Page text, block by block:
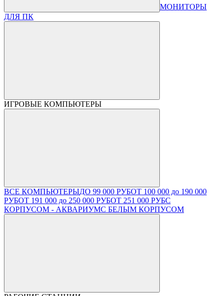
МОНИТОРЫ
ДЛЯ ПК
ИГРОВЫЕ КОМПЬЮТЕРЫ
ВСЕ КОМПЬЮТЕРЫДО 99 000 РУБОТ 100 000 до 190 000
РУБОТ 191 000 до 250 000 РУБОТ 251 000 РУБС
КОРПУСОМ - АКВАРИУМС БЕЛЫМ КОРПУСОМ